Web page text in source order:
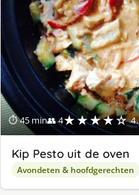
⏱ 45 min👥 4★★★★☆
Kip Pesto uit de oven
Avondeten & hoofdgerechten